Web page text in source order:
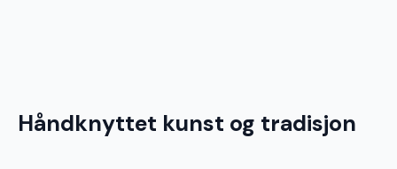
Håndknyttet kunst og tradisjon